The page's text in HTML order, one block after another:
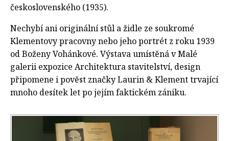
československého (1935).
Nechybí ani originální stůl a židle ze soukromé
Klementovy pracovny nebo jeho portrét z roku 1939
od Boženy Vohánkové. Výstava umístěná v Malé
galerii expozice Architektura stavitelství, design
připomene i pověst značky Laurin & Klement trvající
mnoho desítek let po jejím faktickém zániku.